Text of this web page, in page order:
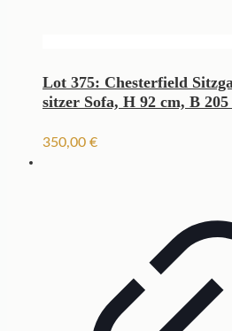
Lot 375: Chesterfield
sitzer Sofa, H 92 cm, B
350,00 €